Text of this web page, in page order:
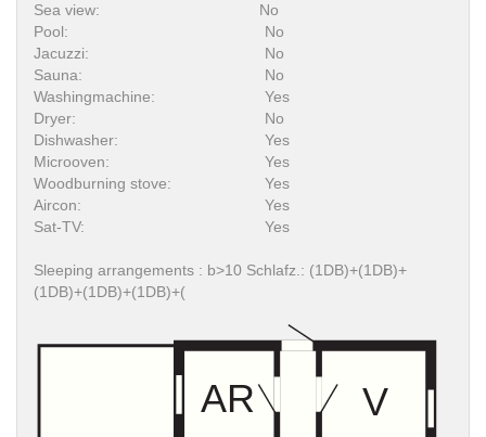
Sea view:
No
Pool:
No
Jacuzzi:
No
Sauna:
No
Washingmachine:
Yes
Dryer:
No
Dishwasher:
Yes
Microoven:
Yes
Woodburning stove:
Yes
Aircon:
Yes
Sat-TV:
Yes
Sleeping arrangements : b>10 Schlafz.: (1DB)+(1DB)+
(1DB)+(1DB)+(1DB)+(